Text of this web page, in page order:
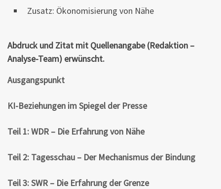
Zusatz: Ökonomisierung von Nähe
Abdruck und Zitat mit Quellenangabe (Redaktion –
Analyse-Team) erwünscht.
Ausgangspunkt
KI-Beziehungen im Spiegel der Presse
Teil 1: WDR – Die Erfahrung von Nähe
Teil 2: Tagesschau – Der Mechanismus der Bindung
Teil 3: SWR – Die Erfahrung der Grenze